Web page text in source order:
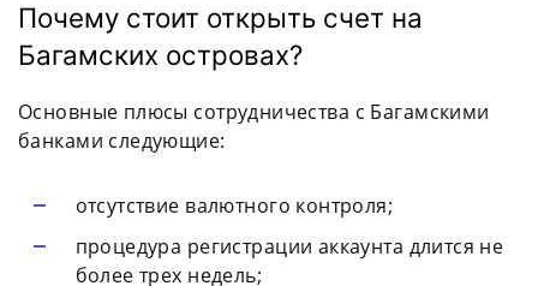
Почему стоит открыть счет на
Багамских островах?
Основные плюсы сотрудничества с Багамскими
банками следующие:
отсутствие валютного контроля;
процедура регистрации аккаунта длится не
более трех недель;